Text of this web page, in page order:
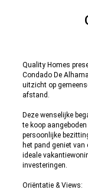
Quality Homes
Condado De
uitzicht op
afstand.
Deze wenselijke
te koop
persoonlijke
het pand geniet
ideale
investeringen.
Oriëntatie & Views: